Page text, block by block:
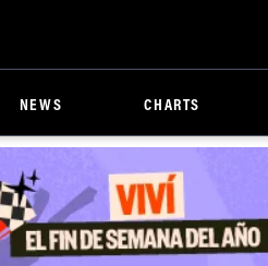
NEWS CHARTS